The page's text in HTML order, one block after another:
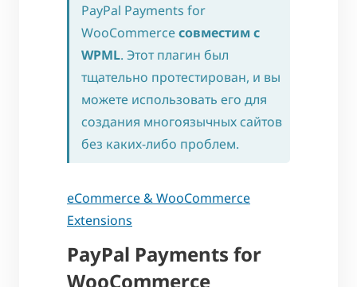
PayPal Payments for
WooCommerceсовместим с
WPML. Этот плагин был
тщательно протестирован, и вы
можете использовать его для
создания многоязычных сайтов
без каких-либо проблем.
eCommerce & WooCommerce
Extensions
PayPal Payments for
WooCommerce